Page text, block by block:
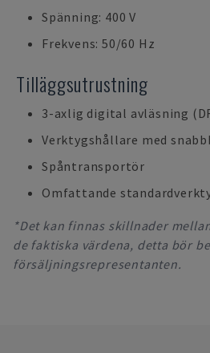
Spänning: 400 V
Frekvens: 50/60 Hz
Tilläggsutrustning
3-axlig digital avläsning
Verktygshållare med
Spåntransportör
Omfattande
*Det kan finnas skillnader
de faktiska värdena, detta bör
försäljningsrepresentanten.